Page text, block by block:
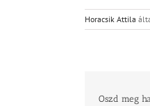
Horacsik Attila
Oszd meg